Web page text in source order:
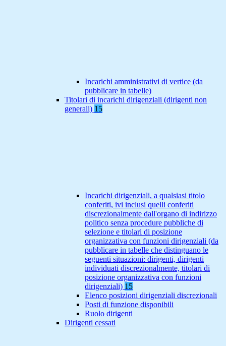
Incarichi amministrativi di vertice (da
pubblicare in tabelle)
Titolari di incarichi dirigenziali (dirigenti non
generali) 15
Incarichi dirigenziali, a qualsiasi titolo
conferiti, ivi inclusi quelli conferiti
discrezionalmente dall'organo di indirizzo
politico senza procedure pubbliche di
selezione e titolari di posizione
organizzativa con funzioni dirigenziali (da
pubblicare in tabelle che distinguano le
seguenti situazioni: dirigenti, dirigenti
individuati discrezionalmente, titolari di
posizione organizzativa con funzioni
dirigenziali) 15
Elenco posizioni dirigenziali discrezionali
Posti di funzione disponibili
Ruolo dirigenti
Dirigenti cessati